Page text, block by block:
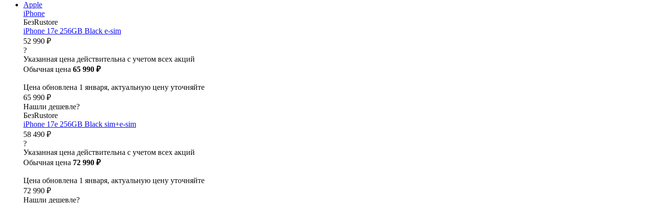
Apple
iPhone
БезRustore
iPhone 17e 256GB Black e-sim
52 990 ₽
?
Указанная цена действительна с учетом всех акций
Обычная цена 65 990 ₽
Цена обновлена 1 января, актуальную цену уточняйте
65 990 ₽
Нашли дешевле?
БезRustore
iPhone 17e 256GB Black sim+e-sim
58 490 ₽
?
Указанная цена действительна с учетом всех акций
Обычная цена 72 990 ₽
Цена обновлена 1 января, актуальную цену уточняйте
72 990 ₽
Нашли дешевле?